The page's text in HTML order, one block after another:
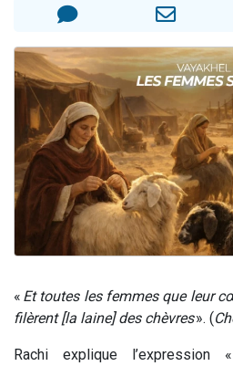
8 personnes viennent de
« Et toutes les femmes que leur
filèrent [la laine] des chèvres». (
Rachi explique l’expression «